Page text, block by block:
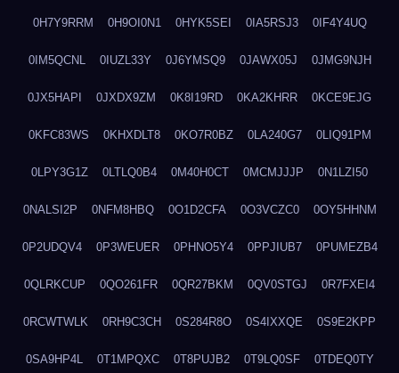
0H7Y9RRM 0H9OI0N1 0HYK5SEI 0IA5RSJ3 0IF4Y4UQ
0IM5QCNL 0IUZL33Y 0J6YMSQ9 0JAWX05J 0JMG9NJH
0JX5HAPI 0JXDX9ZM 0K8I19RD 0KA2KHRR 0KCE9EJG
0KFC83WS 0KHXDLT8 0KO7R0BZ 0LA240G7 0LIQ91PM
0LPY3G1Z 0LTLQ0B4 0M40H0CT 0MCMJJJP 0N1LZI50
0NALSI2P 0NFM8HBQ 0O1D2CFA 0O3VCZC0 0OY5HHNM
0P2UDQV4 0P3WEUER 0PHNO5Y4 0PPJIUB7 0PUMEZB4
0QLRKCUP 0QO261FR 0QR27BKM 0QV0STGJ 0R7FXEI4
0RCWTWLK 0RH9C3CH 0S284R8O 0S4IXXQE 0S9E2KPP
0SA9HP4L 0T1MPQXC 0T8PUJB2 0T9LQ0SF 0TDEQ0TY